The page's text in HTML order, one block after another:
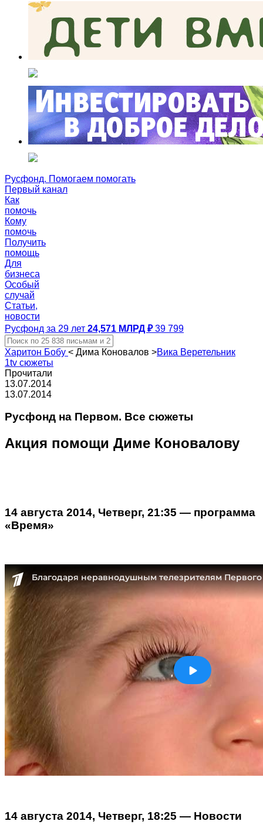
Русфонд. Помогаем помогать
Первый канал
Как
помочь
Кому
помочь
Получить
помощь
Для
бизнеса
Особый
случай
Статьи,
новости
Русфонд за 29 лет 24,571 МЛРД ₽ 39 799
Харитон Бобу < Дима Коновалов >Вика Веретельник
1tv сюжеты
Прочитали
13.07.2014
13.07.2014
Русфонд на Первом. Все сюжеты
Акция помощи Диме Коновалову
14 августа 2014, Четверг, 21:35 — программа
«Время»
14 августа 2014, Четверг, 18:25 — Новости